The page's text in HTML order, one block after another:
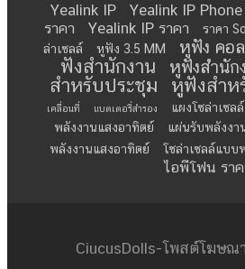
Yealink IP
Yealink IP Phone
ราคา
Yealink IP ราคา ราคา
ล่าเซลล์
หูฟัง 3.5 MM หูฟัง คอล
ฟังสำนักงาน
หูฟังสำนัก
สำหรับประชุม
หูฟังสำห
เคลื่อนที่
แบตเตอรี่สำรอง แผงโซล่าเซลล์
พลังงานแสงอาทิตย์
แผ่นรับพลังงา
พลังงานแสงอาทิตย์
โซล่าเซลล์แบบ
ไอพีโฟน รา
CiucusDolls-โพสต์โฆษณ